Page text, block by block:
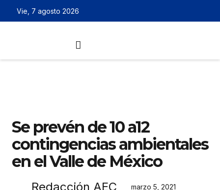
Vie, 7 agosto 2026
Se prevén de 10 a12
contingencias ambientales
en el Valle de México
Redacción AEC marzo 5, 2021